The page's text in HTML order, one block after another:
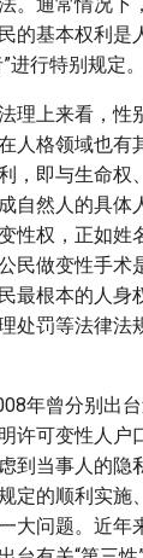
的基本权利是
进行特别规定。
理上来看，性
人格领域也有
，即与生命权
自然人的具体
性权，正如姓
民做变性手术
最根本的人身
处罚等法律法
年曾分别出
许可变性人户
到当事人的隐
定的顺利实施
大问题。近年